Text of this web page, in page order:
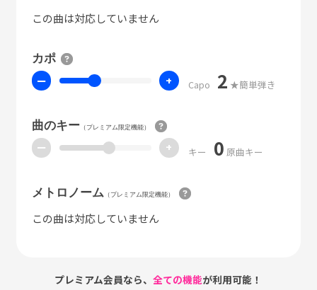
この曲は対応していません
カポ
ー + Capo 2 ★簡単弾き
曲のキー（プレミアム限定機能）
ー + キー 0 原曲キー
メトロノーム （プレミアム限定機能）
この曲は対応していません
プレミアム会員なら、全ての機能が利用可能！